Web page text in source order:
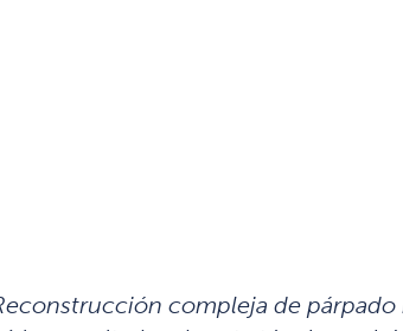
compleja de